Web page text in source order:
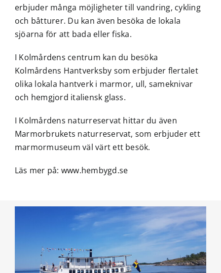
erbjuder många möjligheter till vandring, cykling
och båtturer. Du kan även besöka de lokala
sjöarna för att bada eller fiska.
I Kolmårdens centrum kan du besöka
Kolmårdens Hantverksby som erbjuder flertalet
olika lokala hantverk i marmor, ull, sameknivar
och hemgjord italiensk glass.
I Kolmårdens naturreservat hittar du även
Marmorbrukets naturreservat, som erbjuder ett
marmormuseum väl värt ett besök.
Läs mer på: www.hembygd.se